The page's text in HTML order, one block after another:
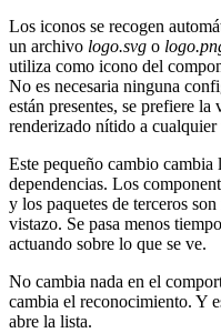
Los iconos se recogen
un archivo logo.svg o
utiliza como icono del
No es necesaria ninguna
están presentes, se prefiere
renderizado nítido a cualquier
Este pequeño cambio
dependencias. Los
y los paquetes de terceros
vistazo. Se pasa menos
actuando sobre lo que se ve.
No cambia nada en el
cambia el reconocimiento. Y
abre la lista.